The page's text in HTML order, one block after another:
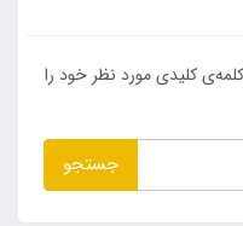
کلیدی مورد نظر خود را
جستجو